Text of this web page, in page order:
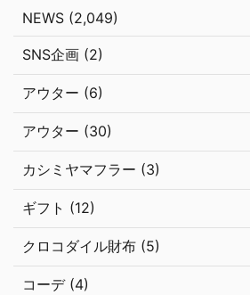
NEWS (2,049)
SNS企画 (2)
アウター (6)
アウター (30)
カシミヤマフラー (3)
ギフト (12)
クロコダイル財布 (5)
コーデ (4)